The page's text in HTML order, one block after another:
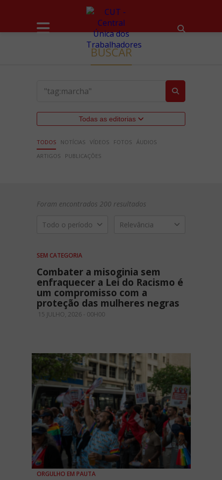
BUSCAR
Todas as editorias
TODOS NOTÍCIAS VÍDEOS FOTOS ÁUDIOS
ARTIGOS
PUBLICAÇÕES
Foram encontrados 200 resultados
Todo o período Relevância
SEM CATEGORIA
Combater a misoginia sem
enfraquecer a Lei do Racismo é
um compromisso com a
proteção das mulheres negras
15 JULHO, 2026 - 00H00
ORGULHO EM PAUTA